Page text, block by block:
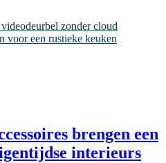
zonder cloud
voor een rustieke keuken
brengen een
interieurs